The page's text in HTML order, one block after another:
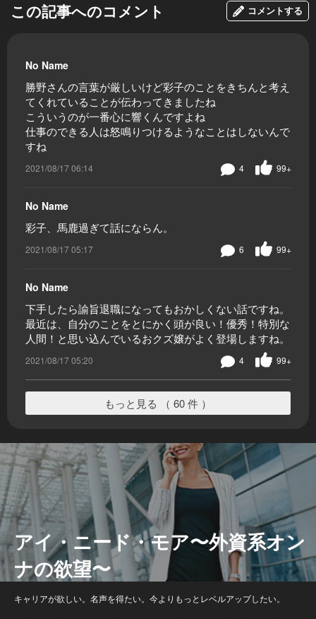
この記事へのコメント コメントする
No Name
勝野さんの言葉が厳しいけど彩子のことをきちんと考え
てくれていることが伝わってきましたね
こういうのが一番心に響くんですよね
仕事のできる人は怒鳴りつけるようなことはしないんで
すね
2021/08/17 06:14 99+
4
No Name
彩子、馬鹿過ぎて話にならん。
2021/08/17 05:17 99+
6
No Name
下手したら諭旨退職になってもおかしくない話ですね。
最近は、自分のことをとにかく頭が良い！優秀！特別な
人間！と思い込んでいるおクズ嬢がよく登場しますね。
2021/08/17 05:20 99+
4
もっと見る （ 60 件 ）
アイ・ニード・モア〜外資系オン
ナの欲望〜
キャリアが欲しい。名声を得たい。今よりもっとレベルアップしたい。